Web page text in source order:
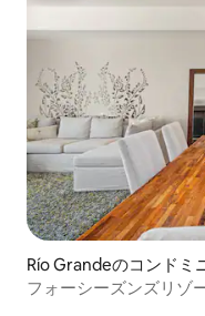
Río Grandeのコンドミ
フォーシーズンズリゾ